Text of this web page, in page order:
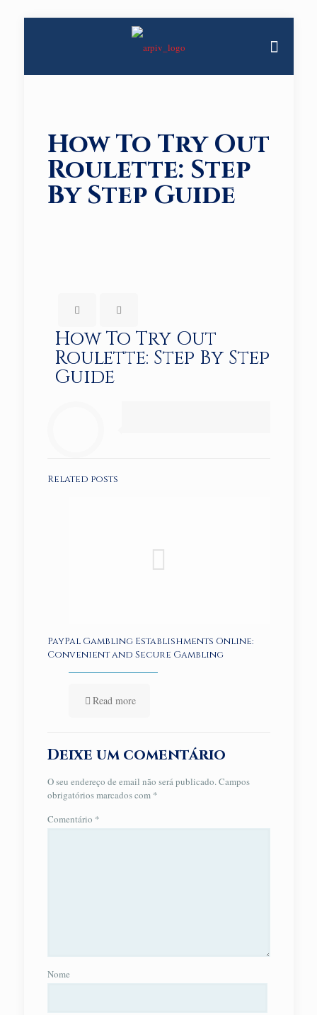
How To Try Out
Roulette: Step
By Step Guide
How To Try Out
Roulette: Step By Step
Guide
Related posts
PayPal Gambling Establishments Online:
Convenient and Secure Gambling
Read more
Deixe um comentário
O seu endereço de email não será publicado.Campos
obrigatórios marcados com *
Comentário *
Nome